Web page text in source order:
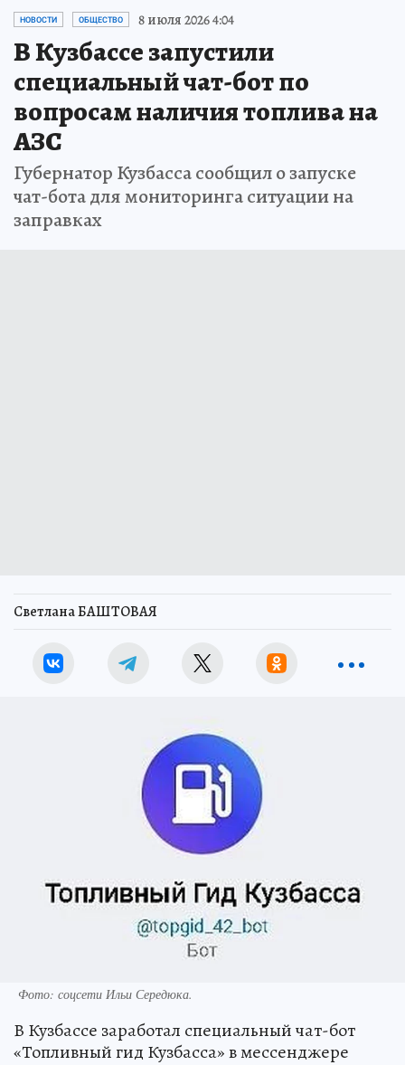
НОВОСТИ ОБЩЕСТВО 8 июля 2026 4:04
В Кузбассе запустили
специальный чат-бот по
вопросам наличия топлива на
АЗС
Губернатор Кузбасса сообщил о запуске
чат-бота для мониторинга ситуации на
заправках
Светлана БАШТОВАЯ
Фото: соцсети Ильи Середюка.
В Кузбассе заработал специальный чат-бот
«Топливный гид Кузбасса» в мессенджере